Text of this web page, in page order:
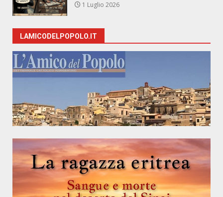
1 Luglio 2026
LAMICODELPOPOLO.IT